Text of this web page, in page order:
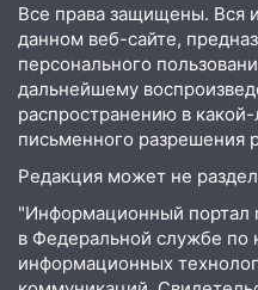
13:08 Ураган
сорванные крыши,
затопленные улицы
трамваи
12:17 Ульяновск
после ливня город
воду
12:12 Прокуратура
ДТП с шестилетним
Все права защищены. Вся
данном веб-сайте,
персонального
дальнейшему
распространению в
письменного разрешения
Редакция может не
"Информационный портал
в Федеральной службе по
информационных